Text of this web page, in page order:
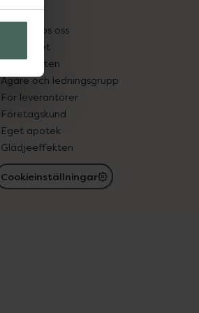
Pressrum
Jobba hos oss
Hållbarhet
Samarbeten
Ägare och ledningsgrupp
För leverantörer
Företagskund
Eget apotek
Glädjeeffekten
Cookieinställningar